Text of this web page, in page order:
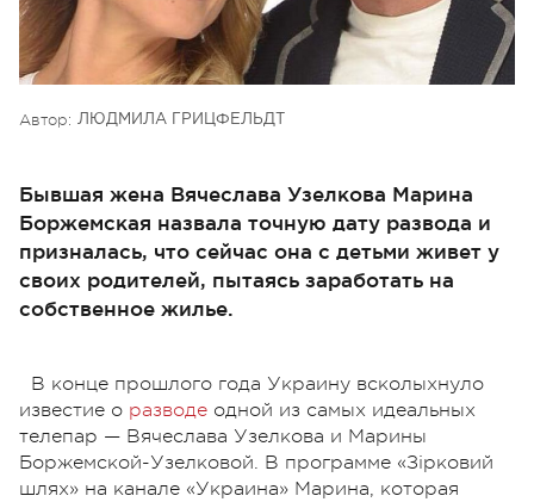
Автор: ЛЮДМИЛА ГРИЦФЕЛЬДТ
Бывшая жена Вячеслава Узелкова Марина
Боржемская назвала точную дату развода и
призналась, что сейчас она с детьми живет у
своих родителей, пытаясь заработать на
собственное жилье.
В конце прошлого года Украину всколыхнуло
известие о разводе одной из самых идеальных
телепар — Вячеслава Узелкова и Марины
Боржемской-Узелковой. В программе «Зірковий
шлях» на канале «Украина» Марина, которая